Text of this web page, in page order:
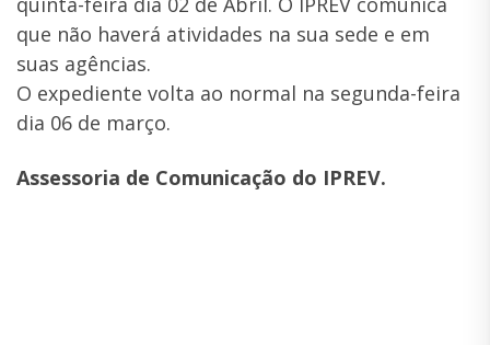
que não haverá atividades na sua sede e em
suas agências.
O expediente volta ao normal na segunda-feira
dia 06 de março.
Assessoria de Comunicação do IPREV.